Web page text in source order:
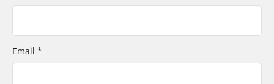
Email *